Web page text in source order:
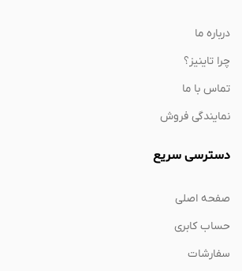
درباره ما
چرا تاینیز؟
تماس با ما
نمایندگی فروش
دسترسی سریع
صفحه اصلی
حساب کابری
سفارشات